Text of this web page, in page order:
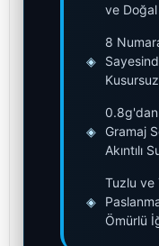
ve
◈
8
◈
0.8g'dan
Gramaj
Akıntılı
◈
Tuzlu ve
Ömürlü